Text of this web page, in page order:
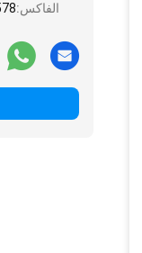
الفاكس: